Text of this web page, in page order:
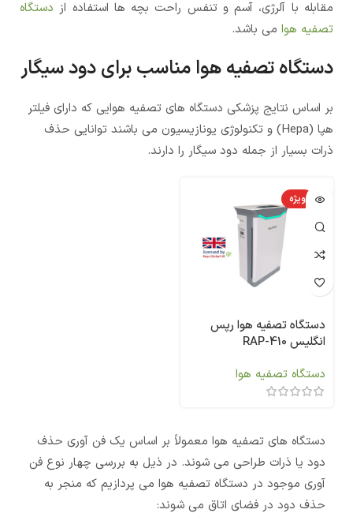
مقابله با آلرژی، آسم و تنفس راحت بچه ها استفاده از دستگاه
تصفیه هوا می باشد.
دستگاه تصفیه هوا مناسب برای دود سیگار
بر اساس نتایج پزشکی دستگاه های تصفیه هوایی که دارای فیلتر
هپا (Hepa) و تکنولوژی یونازیسیون می باشند توانایی حذف
ذرات بسیار از جمله دود سیگار را دارند.
ویژه
دستگاه تصفیه هوا رپس
انگلیس RAP-410
دستگاه تصفیه هوا
دستگاه های تصفیه هوا معمولاً بر اساس یک فن آوری حذف
دود یا ذرات طراحی می شوند. در ذیل به بررسی چهار نوع فن
آوری موجود در دستگاه تصفیه هوا می پردازیم که منجر به
حذف دود در فضای اتاق می شوند: